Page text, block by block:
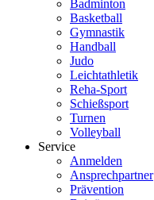
Badminton
Basketball
Gymnastik
Handball
Judo
Leichtathletik
Reha-Sport
Schießsport
Turnen
Volleyball
Service
Anmelden
Ansprechpartner
Prävention